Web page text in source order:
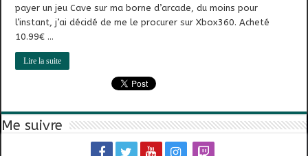
payer un jeu Cave sur ma borne d’arcade, du moins pour
l’instant, j’ai décidé de me le procurer sur Xbox360. Acheté
10.99€ …
Lire la suite
Me suivre